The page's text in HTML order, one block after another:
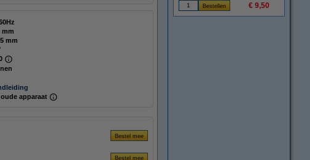
mm
mm
apparaat
€ 9,50